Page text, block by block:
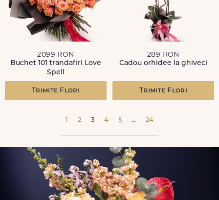
2099 RON
Buchet 101 trandafiri Love
Spell
Trimite Flori
289 RON
Cadou orhidee la ghiveci
Trimite Flori
1 2 3 4 5 ... 24